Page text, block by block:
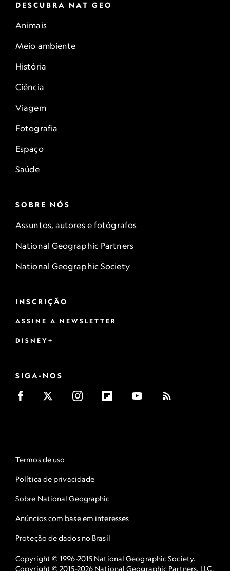
DESCUBRA NAT GEO
Animais
Meio ambiente
História
Ciência
Viagem
Fotografia
Espaço
Saúde
SOBRE NÓS
Assuntos, autores e fotógrafos
National Geographic Partners
National Geographic Society
INSCRIÇÃO
ASSINE A NEWSLETTER
DISNEY+
SIGA-NOS
Termos de uso
Política de privacidade
Sobre National Geographic
Anúncios com base em interesses
Proteção de dados no Brasil
Copyright © 1996-2015 National Geographic Society.
Copyright © 2015-2026 National Geographic Partners, LLC.